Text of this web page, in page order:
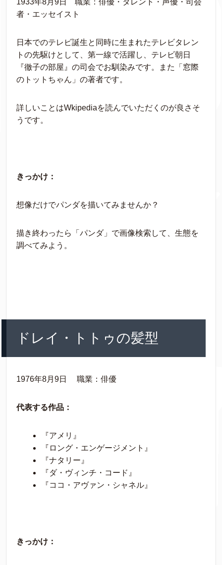
1933年8月9日 職業：俳優・タレント・声優・司会
者・エッセイスト
日本でのテレビ誕生と同時に生まれたテレビタレン
トの先駆けとして、第一線で活躍し、テレビ朝日
『徹子の部屋』の司会でお馴染みです。また「窓際
のトットちゃん」の著者です。
詳しいことはWkipediaを読んでいただくのが良さそ
うです。
きっかけ：
想像だけでパンダを描いてみませんか？
描き終わったら「パンダ」で画像検索して、生態を
調べてみよう。
ドレイ・トトゥの髪型
1976年8月9日 職業：俳優
代表する作品：
『アメリ』
『ロング・エンゲージメント』
『ナタリー』
『ダ・ヴィンチ・コード』
『ココ・アヴァン・シャネル』
きっかけ：